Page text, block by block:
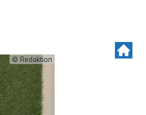
© Redaktion